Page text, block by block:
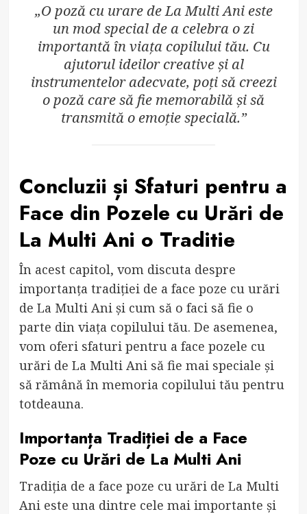
„O poză cu urare de La Multi Ani este
un mod special de a celebra o zi
importantă în viața copilului tău. Cu
ajutorul ideilor creative și al
instrumentelor adecvate, poți să creezi
o poză care să fie memorabilă și să
transmită o emoție specială.”
Concluzii și Sfaturi pentru a
Face din Pozele cu Urări de
La Multi Ani o Traditie
În acest capitol, vom discuta despre
importanța tradiției de a face poze cu urări
de La Multi Ani și cum să o faci să fie o
parte din viața copilului tău. De asemenea,
vom oferi sfaturi pentru a face pozele cu
urări de La Multi Ani să fie mai speciale și
să rămână în memoria copilului tău pentru
totdeauna.
Importanța Tradiției de a Face
Poze cu Urări de La Multi Ani
Tradiția de a face poze cu urări de La Multi
Ani este una dintre cele mai importante și